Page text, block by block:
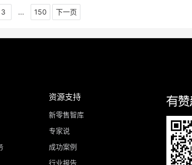
3 ... 150 下一页
资源支持
新零售智库
专家说
成功案例
行业报告